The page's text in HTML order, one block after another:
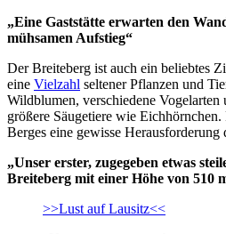
„Eine Gaststätte erwarten den
mühsamen Aufstieg“
Der Breiteberg ist auch ein beliebtes
eine Vielzahl seltener Pflanzen und
Wildblumen, verschiedene Vogelarten
größere Säugetiere wie
Berges eine gewisse Herausforderung
„Unser erster, zugegeben etwas
Breiteberg mit einer Höhe von 510
>>Lust auf Lausitz<<